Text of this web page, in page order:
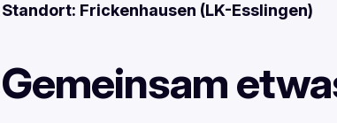
Standort: Frickenhausen (LK-Esslingen)
Gemeinsam